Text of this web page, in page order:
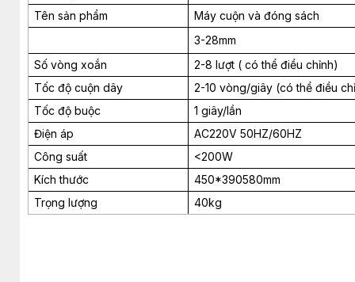
Tên sản phẩm
Máy cuộn và đóng sách
3-28mm
Số vòng xoắn
2-8 lượt ( có thể điều chỉnh)
Tốc độ cuộn dây
2-10 vòng/giây (có thể điều
Tốc độ buộc
1 giây/lần
Điện áp
AC220V 50HZ/60HZ
Công suất
<200W
Kích thước
450*390580mm
Trọng lượng
40kg